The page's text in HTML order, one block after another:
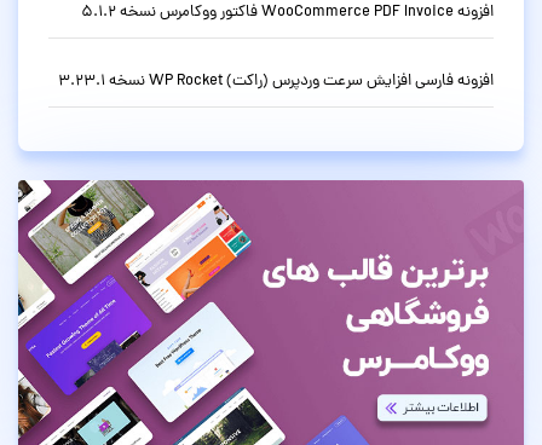
افزونه WooCommerce PDF Invoice فاکتور ووکامرس نسخه 5.1.2
افزونه فارسی افزایش سرعت وردپرس (راکت) WP Rocket نسخه 3.23.1